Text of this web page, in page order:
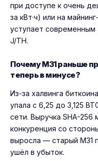
при доступе к очень
за кВт·ч) или на
уступает современным
J/TH.
Почему M31 раньше
теперь в минусе?
Из-за халвинга
упала с 6,25 до 3,125
сети. Выручка SHA-256
конкуренция со
выросла — старый M31
ушёл в убыток.